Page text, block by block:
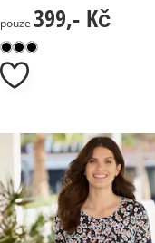
399,- Kč
pouze 399,- Kč